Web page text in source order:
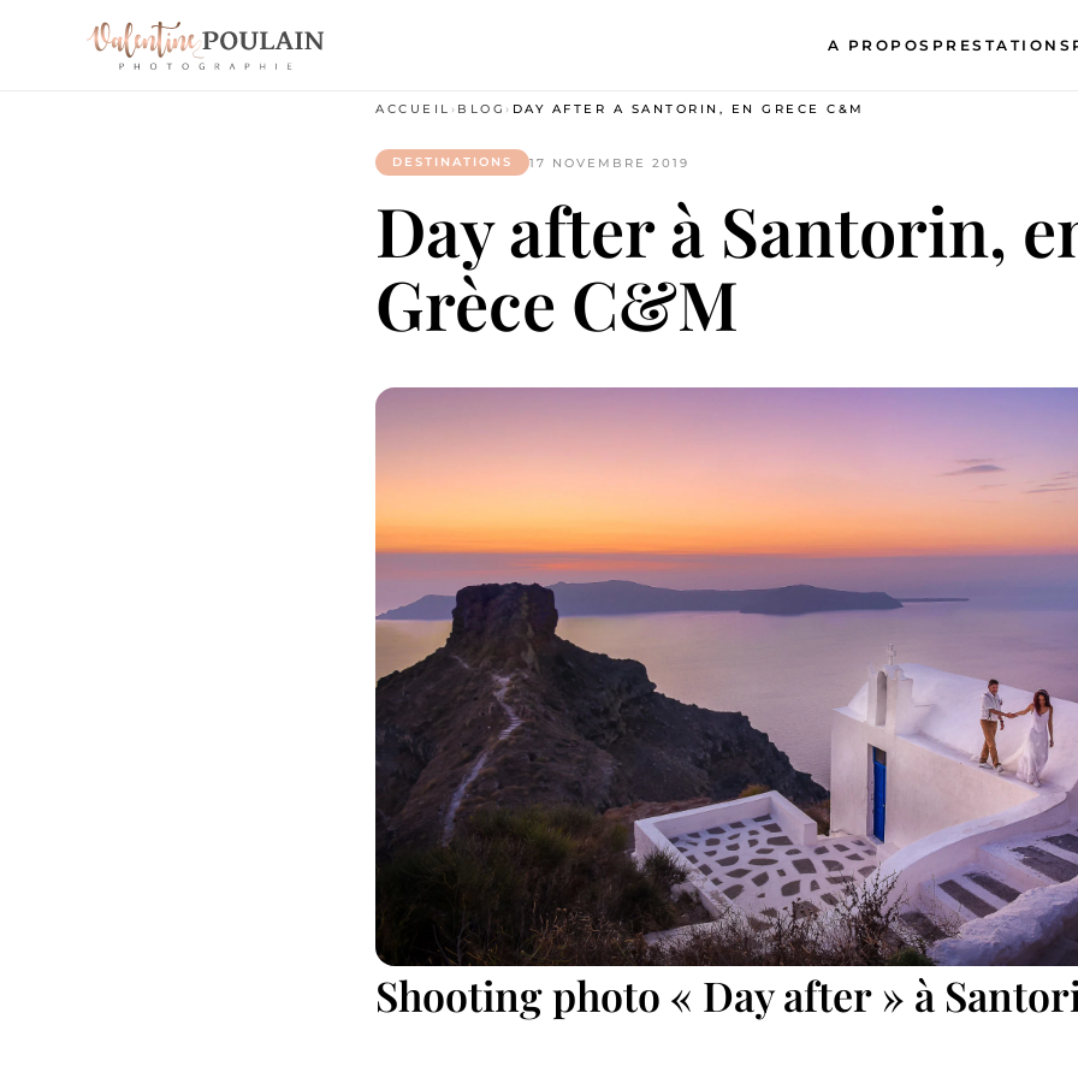
A PROPOS PRESTATIONS
ACCUEIL › BLOG › DAY AFTER À SANTORIN, EN GRÈCE C&M
DESTINATIONS 17 NOVEMBRE 2019
Day after à Santorin,
Grèce C&M
Shooting photo « Day after » à